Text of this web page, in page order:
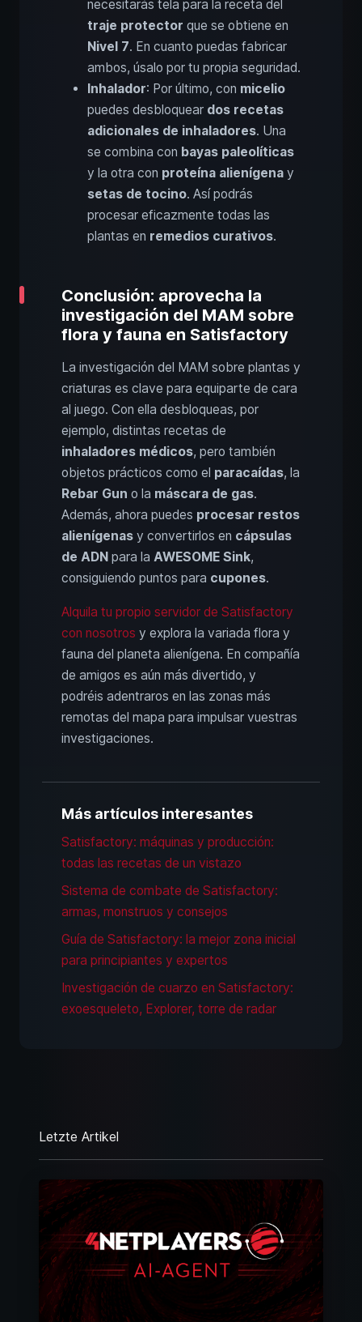
necesitarás tela para la receta del
traje protector que se obtiene en
Nivel 7. En cuanto puedas fabricar
ambos, úsalo por tu propia seguridad.
Inhalador: Por último, con micelio
puedes desbloquear dos recetas
adicionales de inhaladores. Una
se combina con bayas paleolíticas
y la otra con proteína alienígena y
setas de tocino. Así podrás
procesar eficazmente todas las
plantas en remedios curativos.
Conclusión: aprovecha la
investigación del MAM sobre
flora y fauna en Satisfactory
La investigación del MAM sobre plantas y
criaturas es clave para equiparte de cara
al juego. Con ella desbloqueas, por
ejemplo, distintas recetas de
inhaladores médicos, pero también
objetos prácticos como el paracaídas, la
Rebar Gun o la máscara de gas.
Además, ahora puedes procesar restos
alienígenas y convertirlos en cápsulas
de ADN para la AWESOME Sink,
consiguiendo puntos para cupones.
Alquila tu propio servidor de Satisfactory
con nosotros y explora la variada flora y
fauna del planeta alienígena. En compañía
de amigos es aún más divertido, y
podréis adentraros en las zonas más
remotas del mapa para impulsar vuestras
investigaciones.
Más artículos interesantes
Satisfactory: máquinas y producción:
todas las recetas de un vistazo
Sistema de combate de Satisfactory:
armas, monstruos y consejos
Guía de Satisfactory: la mejor zona inicial
para principiantes y expertos
Investigación de cuarzo en Satisfactory:
exoesqueleto, Explorer, torre de radar
Letzte Artikel